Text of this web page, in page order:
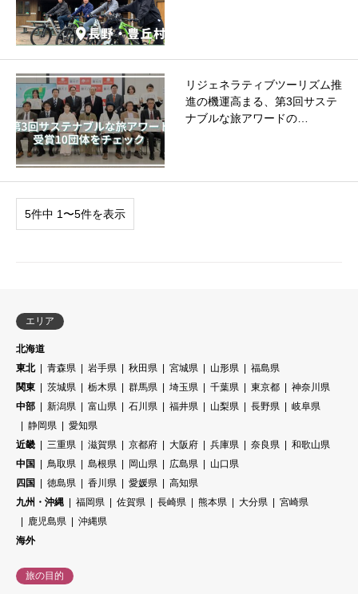
リジェネラティブツーリズム推
進の機運高まる、第3回サステ
ナブルな旅アワードの…
5件中 1〜5件を表示
エリア
北海道
東北
青森県 岩手県 秋田県 宮城県 山形県
福島県
関東
茨城県 栃木県 群馬県 埼玉県 千葉県 東京都
神奈川県
中部
新潟県 富山県 石川県 福井県 山梨県 長野県
岐阜県
静岡県
愛知県
近畿
三重県 滋賀県 京都府 大阪府 兵庫県 奈良県
和歌山県
中国
鳥取県 島根県 岡山県 広島県
山口県
四国
徳島県 香川県 愛媛県
高知県
九州・沖縄
福岡県 佐賀県 長崎県 熊本県 大分県
宮崎県
鹿児島県
沖縄県
海外
旅の目的